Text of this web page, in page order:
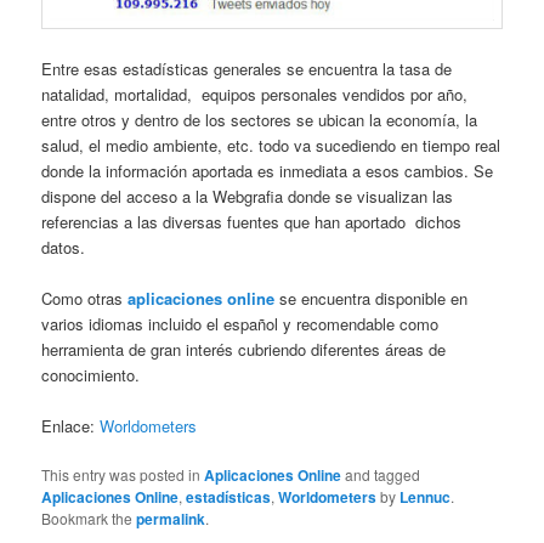
Entre esas estadísticas generales se encuentra la tasa de
natalidad, mortalidad, equipos personales vendidos por año,
entre otros y dentro de los sectores se ubican la economía, la
salud, el medio ambiente, etc. todo va sucediendo en tiempo real
donde la información aportada es inmediata a esos cambios. Se
dispone del acceso a la Webgrafia donde se visualizan las
referencias a las diversas fuentes que han aportado dichos
datos.
Como otrasaplicaciones online se encuentra disponible en
varios idiomas incluido el español y recomendable como
herramienta de gran interés cubriendo diferentes áreas de
conocimiento.
Enlace:Worldometers
This entry was posted inAplicaciones Onlineand tagged
Aplicaciones Online,estadísticas,Worldometersby Lennuc.
Bookmark thepermalink.